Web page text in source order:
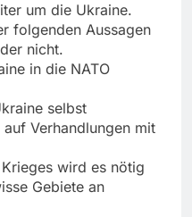
um die Ukraine.
folgenden Aussagen
nicht.
in die NATO
selbst
Verhandlungen mit
wird es nötig
Gebiete an